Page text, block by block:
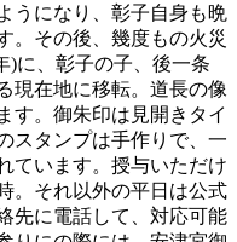
うになり、彰子自身も晩
。その後、幾度もの火災
)に、彰子の子、後一条
現在地に移転。道長の像
す。御朱印は見開きタイ
スタンプは手作りで、一
ています。授与いただけ
。それ以外の平日は公式
先に電話して、対応可能